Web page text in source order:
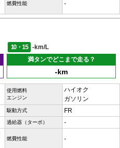
燃費性能 -
10・15
-km/L
満タンでどこまで走る？
-km
使用燃料
エンジン
ハイオク
ガソリン
駆動方式 FR
過給器（ターボ） -
燃費性能 -